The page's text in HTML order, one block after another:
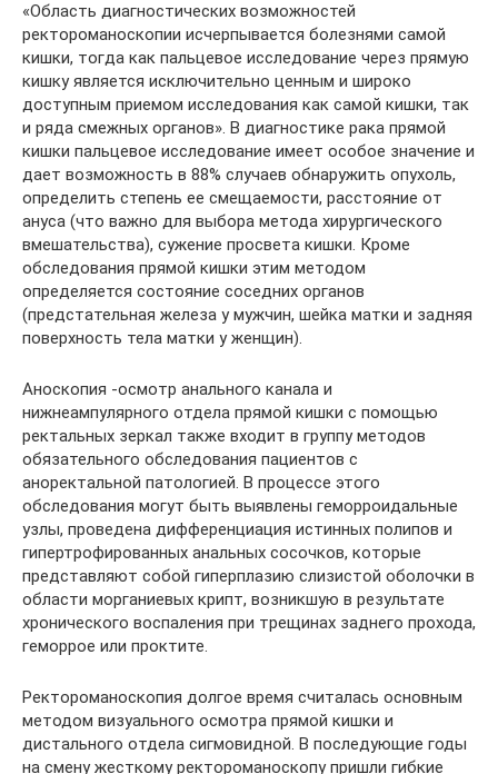
«Область диагностических возможностей
ректороманоскопии исчерпывается болезнями самой
кишки, тогда как пальцевое исследование через прямую
кишку является исключительно ценным и широко
доступным приемом исследования как самой кишки, так
и ряда смежных органов». В диагностике рака прямой
кишки пальцевое исследование имеет особое значение и
дает возможность в 88% случаев обнаружить опухоль,
определить степень ее смещаемости, расстояние от
ануса (что важно для выбора метода хирургического
вмешательства), сужение просвета кишки. Кроме
обследования прямой кишки этим методом
определяется состояние соседних органов
(предстательная железа у мужчин, шейка матки и задняя
поверхность тела матки у женщин).
Аноскопия -осмотр анального канала и
нижнеампулярного отдела прямой кишки с помощью
ректальных зеркал также входит в группу методов
обязательного обследования пациентов с
аноректальной патологией. В процессе этого
обследования могут быть выявлены геморроидальные
узлы, проведена дифференциация истинных полипов и
гипертрофированных анальных сосочков, которые
представляют собой гиперплазию слизистой оболочки в
области морганиевых крипт, возникшую в результате
хронического воспаления при трещинах заднего прохода,
геморрое или проктите.
Ректороманоскопия долгое время считалась основным
методом визуального осмотра прямой кишки и
дистального отдела сигмовидной. В последующие годы
на смену жесткому ректороманоскопу пришли гибкие